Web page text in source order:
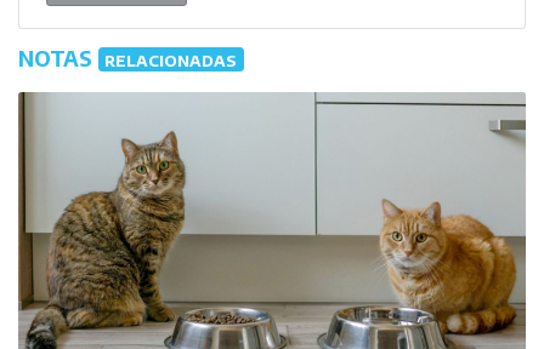
NOTAS RELACIONADAS